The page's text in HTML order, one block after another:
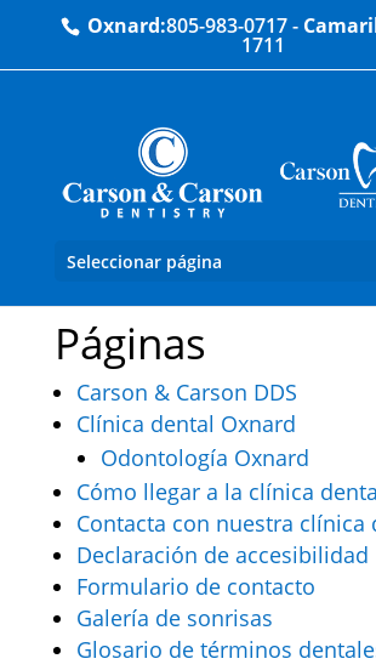
Oxnard:805-983-0717-
1711
Seleccionar página
Mapa del sitio
Páginas
Carson & Carson DDS
Clínica dental Oxnard
Odontología Oxnard
Cómo llegar a la clínica
Contacta con nuestra clínica
Declaración de accesibilidad
Formulario de contacto
Galería de sonrisas
Glosario de términos